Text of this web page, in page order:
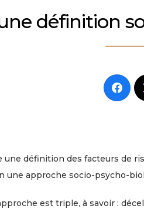
définition
une définition des facteurs de
une approche socio-psycho-
est triple, à savoir :